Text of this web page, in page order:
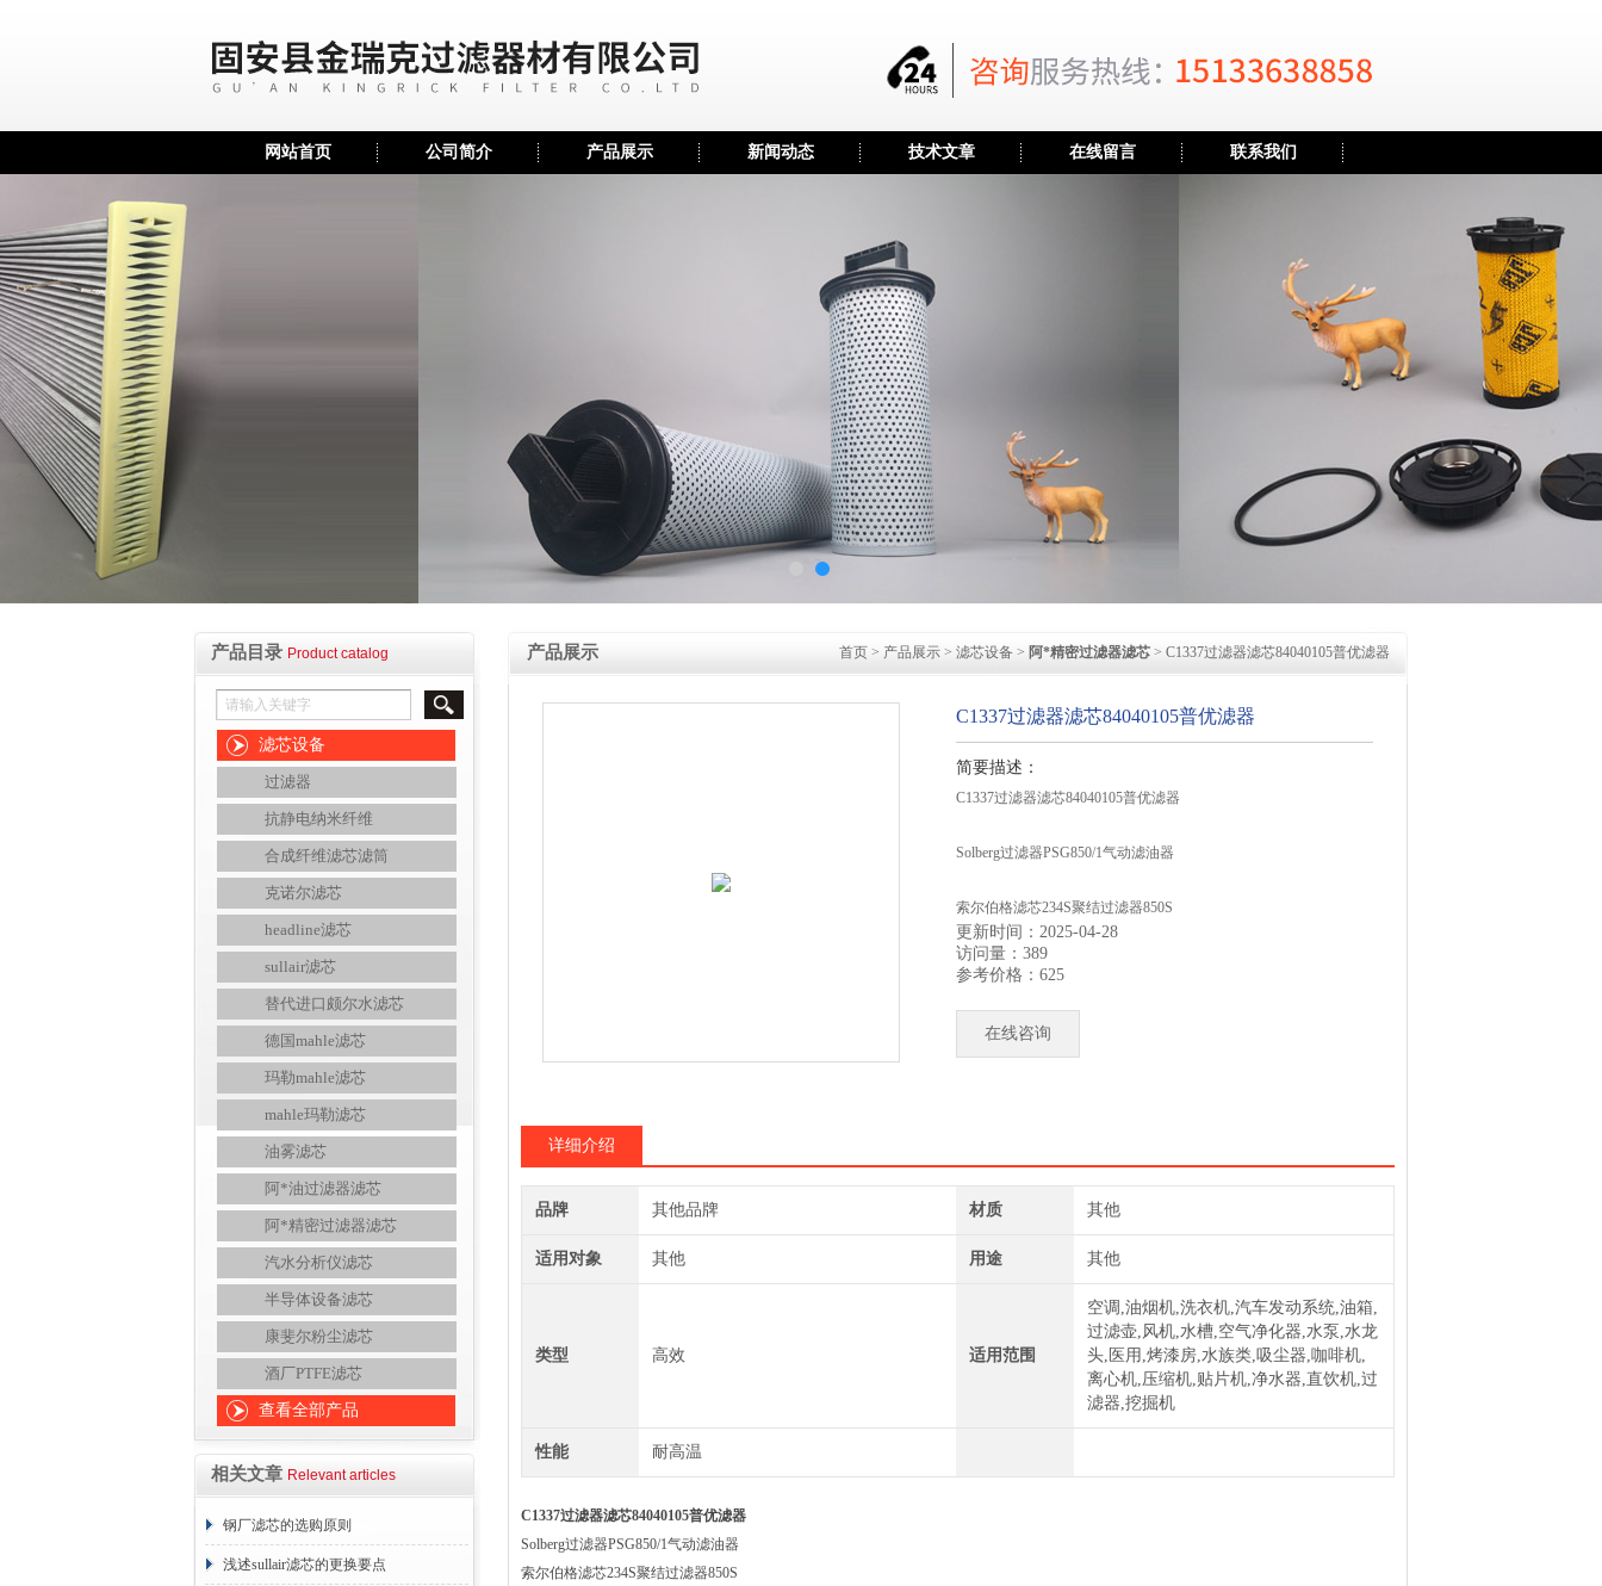
网站首页 公司简介 产品展示 新闻动态 技术文章 在线留言 联系我们
产品目录 Product catalog
滤芯设备
过滤器
抗静电纳米纤维
合成纤维滤芯滤筒
克诺尔滤芯
headline滤芯
sullair滤芯
替代进口颇尔水滤芯
德国mahle滤芯
玛勒mahle滤芯
mahle玛勒滤芯
油雾滤芯
阿*油过滤器滤芯
阿*精密过滤器滤芯
汽水分析仪滤芯
半导体设备滤芯
康斐尔粉尘滤芯
酒厂PTFE滤芯
查看全部产品
相关文章 Relevant articles
钢厂滤芯的选购原则
浅述sullair滤芯的更换要点
产品展示 首页 > 产品展示 > 滤芯设备 > 阿*精密过滤器滤芯 > C1337过滤器滤芯84040105普优滤器
C1337过滤器滤芯84040105普优滤器
简要描述：
C1337过滤器滤芯84040105普优滤器
Solberg过滤器PSG850/1气动滤油器
索尔伯格滤芯234S聚结过滤器850S
索尔伯格滤芯274S聚酯滤芯384S
更新时间：2025-04-28
访问量：389
参考价格：625
在线咨询
详细介绍
品牌 其他品牌 材质 其他
适用对象 其他 用途 其他
类型 高效 适用范围
空调,油烟机,洗衣机,汽车发动系统,油箱,
过滤壶,风机,水槽,空气净化器,水泵,水龙
头,医用,烤漆房,水族类,吸尘器,咖啡机,
离心机,压缩机,贴片机,净水器,直饮机,过
滤器,挖掘机
性能 耐高温
C1337过滤器滤芯84040105普优滤器
Solberg过滤器PSG850/1气动滤油器
索尔伯格滤芯234S聚结过滤器850S